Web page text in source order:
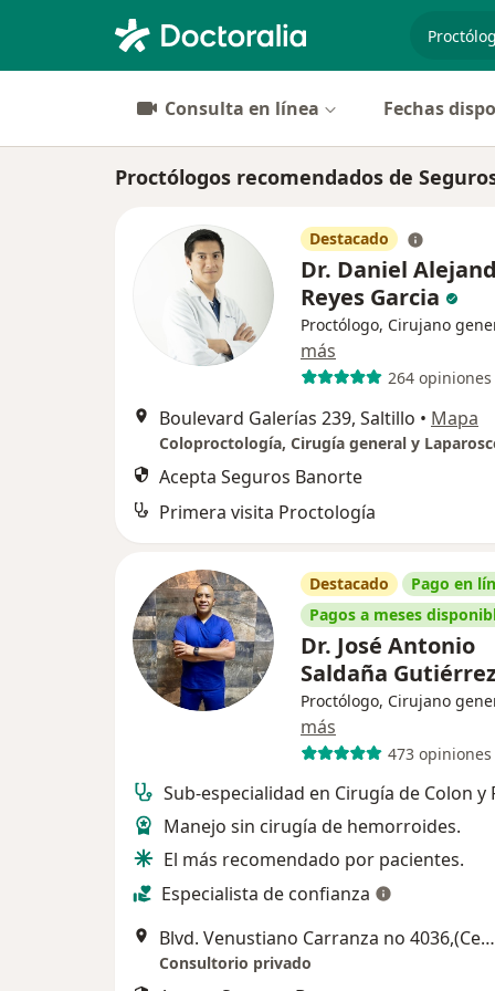
Consulta en línea Fechas
Proctólogos recomendados de
Destacado
Dr. Daniel
Reyes Garcia
Proctólogo, Cirujano
más
264 opiniones
Boulevard Galerías 239, Saltillo • Mapa
Acepta Seguros Banorte
Primera visita Proctología
Destacado
Pago en
Pagos a meses
Dr. José Antonio
Saldaña
Proctólogo, Cirujano
más
473 opiniones
Sub-especialidad en Cirugía de Colon y
Manejo sin cirugía de hemorroides.
El más recomendado por pacientes.
Especialista de confianza
Blvd. Venustiano Carranza no 4036,(Centro Hospitalario la Concepción) Torre II de Especialidades , consultorio 46-E, Saltillo
Consultorio privado